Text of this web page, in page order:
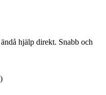
hjälp direkt. Snabb och